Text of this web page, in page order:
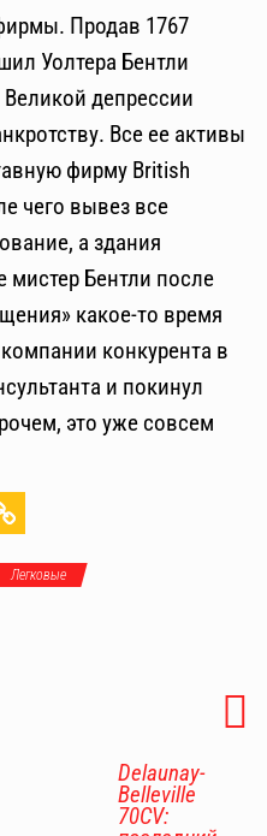
Продав 1767
Уолтера Бентли
депрессии
Все ее активы
фирму British
чего вывез все
а здания
Бентли после
какое-то время
конкурента в
и покинул
это уже совсем
Легковые
Delaunay-
Belleville
70CV: